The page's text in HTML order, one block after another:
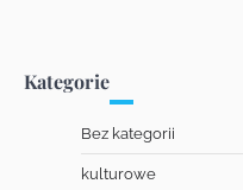
Kategorie
Bez kategorii
kulturowe